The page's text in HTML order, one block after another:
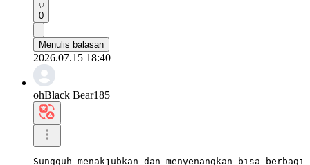
0
Menulis balasan
2026.07.15 18:40
ohBlack Bear185
Sungguh menakjubkan dan menyenangkan bisa